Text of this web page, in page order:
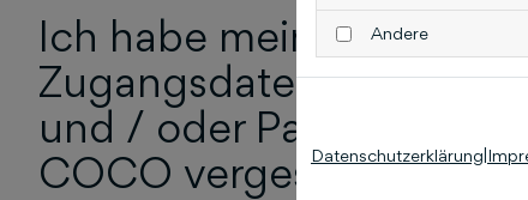
Ich habe meine
Zugangsdaten (E-Mail
und / oder Passwort) zu
COCO vergessen!
Andere
Datenschutzerklärung